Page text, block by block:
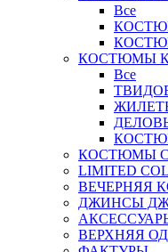
Все
КОСТЮМЫ
Все
КОСТЮМЫ
LIMITED
ВЕЧЕРНЯЯ
ДЖИНСЫ
ВЕРХНЯЯ